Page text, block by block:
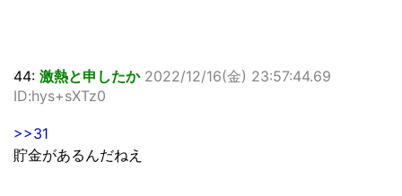
44: 激熱と申したか 2022/12/16(金) 23:57:44.69
ID:hys+sXTz0
>>31
貯金があるんだねえ